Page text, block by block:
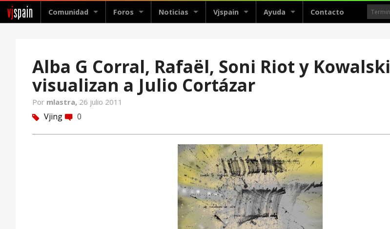
vjspain Comunidad Foros Noticias Vjspain Ayuda Contacto
Alba G Corral, Rafaël, Soni Riot y Kowalski
visualizan a Julio Cortázar
Por mlastra, 26 julio 2011
tag Vjing comment 0